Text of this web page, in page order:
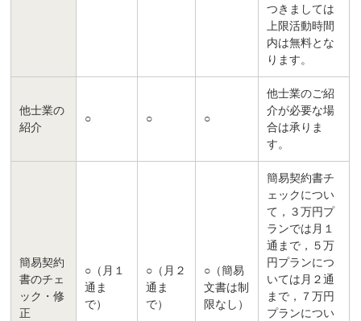
つきましては
上限活動時間
内は無料とな
ります。
他士業の
紹介
○ ○ ○
他士業のご紹
介が必要な場
合は承りま
す。
簡易契約
書のチェ
ック・修
正
○（月１
通ま
で）
○（月２
通ま
で）
○（簡易
文書は制
限なし）
簡易契約書チ
ェックについ
て，３万円プ
ランでは月１
通まで，５万
円プランにつ
いては月２通
まで，７万円
プランについ